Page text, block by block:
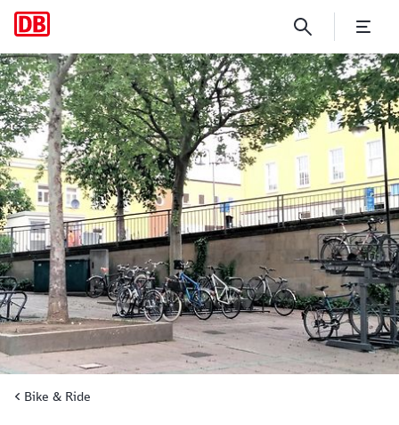
Premiere in Hessen - Erste
Bike & Ride